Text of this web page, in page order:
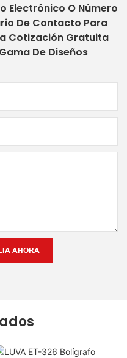
Electrónico O Número
De Contacto Para
Cotización Gratuita
De Diseños
AHORA